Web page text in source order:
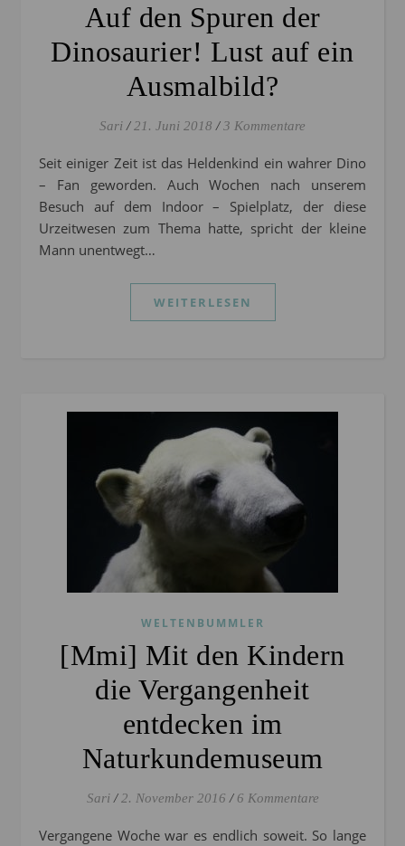
Auf den Spuren der
Dinosaurier! Lust auf ein
Ausmalbild?
Sari / 21. Juni 2018 / 3 Kommentare
Seit einiger Zeit ist das Heldenkind ein wahrer Dino
– Fan geworden. Auch Wochen nach unserem
Besuch auf dem Indoor – Spielplatz, der diese
Urzeitwesen zum Thema hatte, spricht der kleine
Mann unentwegt…
WEITERLESEN
WELTENBUMMLER
[Mmi] Mit den Kindern
die Vergangenheit
entdecken im
Naturkundemuseum
Sari / 2. November 2016 / 6 Kommentare
Vergangene Woche war es endlich soweit. So lange